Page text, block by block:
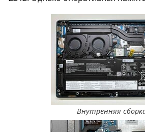
Внутренняя